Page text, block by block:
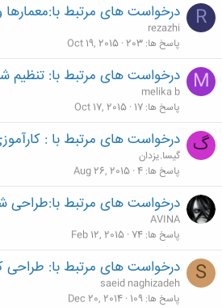
R درخواست های مرتبط
rezazhi
پاسخ ها 203
Oct 19, 2015
M درخواست های مرتبط با: تنظیم
melika b
پاسخ ها 17
Oct 17, 2015
گ درخواست های مرتبط با :
گیسا.یزدان
پاسخ ها 4
Aug 26, 2015
درخواست های مرتبط با:طراحی
AVINA
پاسخ ها 74
Feb 12, 2015
S درخواست های مرتبط با: طراحی
saeid naghizadeh
پاسخ ها 109
Dec 20, 2014